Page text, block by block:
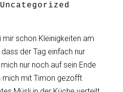
Uncategorized
schon Kleinigkeiten am
der Tag einfach nur
nur noch auf sein Ende
mich mit Timon gezofft